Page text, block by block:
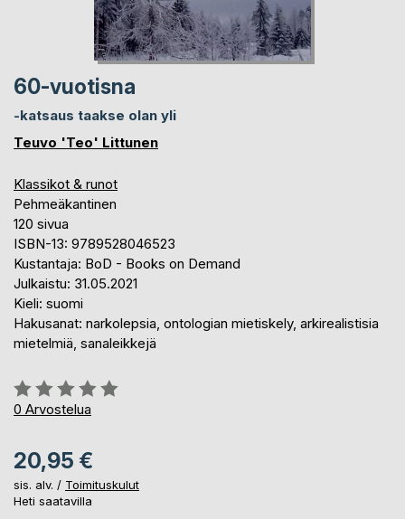
60-vuotisna
-katsaus taakse olan yli
Teuvo 'Teo' Littunen
Klassikot & runot
Pehmeäkantinen
120 sivua
ISBN-13: 9789528046523
Kustantaja: BoD - Books on Demand
Julkaistu: 31.05.2021
Kieli: suomi
Hakusanat: narkolepsia, ontologian mietiskely, arkirealistisia
mietelmiä, sanaleikkejä
Arvostelu::
0%
0 Arvostelua
20,95 €
sis. alv. / Toimituskulut
Heti saatavilla